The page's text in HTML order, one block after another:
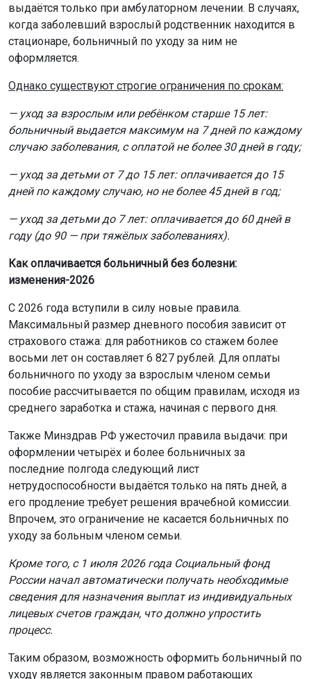
выдаётся только при амбулаторном лечении. В случаях,
когда заболевший взрослый родственник находится в
стационаре, больничный по уходу за ним не
оформляется.
Однако существуют строгие ограничения по срокам:
— уход за взрослым или ребёнком старше 15 лет:
больничный выдается максимум на 7 дней по каждому
случаю заболевания, с оплатой не более 30 дней в году;
— уход за детьми от 7 до 15 лет: оплачивается до 15
дней по каждому случаю, но не более 45 дней в год;
— уход за детьми до 7 лет: оплачивается до 60 дней в
году (до 90 — при тяжёлых заболеваниях).
Как оплачивается больничный без болезни:
изменения-2026
С 2026 года вступили в силу новые правила.
Максимальный размер дневного пособия зависит от
страхового стажа: для работников со стажем более
восьми лет он составляет 6 827 рублей. Для оплаты
больничного по уходу за взрослым членом семьи
пособие рассчитывается по общим правилам, исходя из
среднего заработка и стажа, начиная с первого дня.
Также Минздрав РФ ужесточил правила выдачи: при
оформлении четырёх и более больничных за
последние полгода следующий лист
нетрудоспособности выдаётся только на пять дней, а
его продление требует решения врачебной комиссии.
Впрочем, это ограничение не касается больничных по
уходу за больным членом семьи.
Кроме того, с 1 июля 2026 года Социальный фонд
России начал автоматически получать необходимые
сведения для назначения выплат из индивидуальных
лицевых счетов граждан, что должно упростить
процесс.
Таким образом, возможность оформить больничный по
уходу является законным правом работающих